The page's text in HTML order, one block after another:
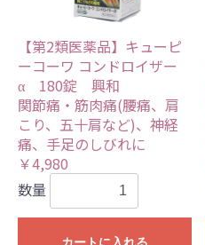
【第2類医薬品】キューピ
ーコーワ コンドロイザー
α 180錠 興和
関節痛・筋肉痛(腰痛、肩
こり、五十肩など)、神経
痛、手足のしびれに
￥4,980
数量